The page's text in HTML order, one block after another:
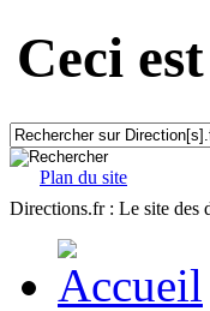
Ceci
Plan du site
Directions.fr : Le site des